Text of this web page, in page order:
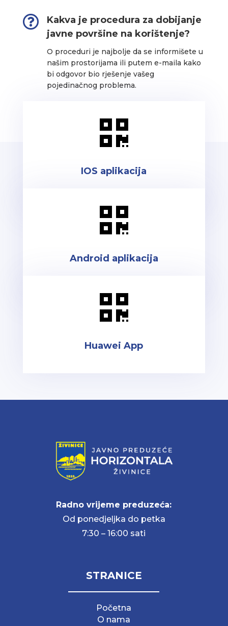

Kakva je procedura za dobijanje
javne površine na korištenje?
O proceduri je najbolje da se informišete u
našim prostorijama ili putem e-maila kako
bi odgovor bio rješenje vašeg
pojedinačnog problema.

IOS aplikacija

Android aplikacija

Huawei App
Radno vrijeme preduzeća:
Od ponedjeljka do petka
7:30 – 16:00 sati
STRANICE
Početna
O nama